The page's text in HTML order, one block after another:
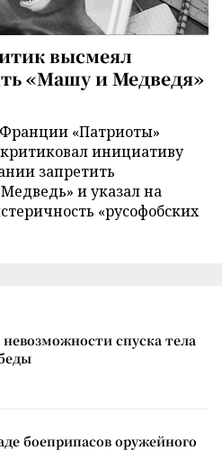
высмеял
«Машу и Медведя»
«Патриоты»
инициативу
запретить
и указал на
«русофобских
спуска тела
боеприпасов оружейного